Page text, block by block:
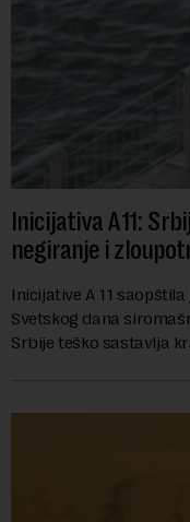
Inicijativa A11:
negiranje i
Inicijative A 11
Svetskog dana
Srbije teško sastavlja